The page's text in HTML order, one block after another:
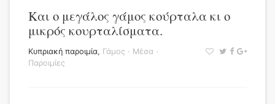
Και ο μεγάλος γάμος κούρταλα κι ο
μικρός κουρταλίσματα.
Κυπριακή παροιμία, Γάμος · Μέσα ·
Παροιμίες